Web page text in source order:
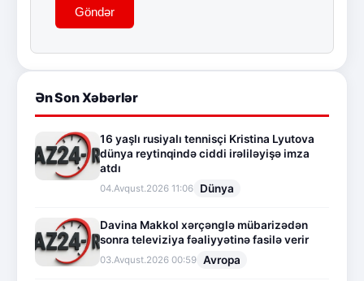
Göndər
Ən Son Xəbərlər
16 yaşlı rusiyalı tennisçi Kristina Lyutova
dünya reytinqində ciddi irəliləyişə imza
atdı
04.Avqust.2026 11:06 Dünya
Davina Makkol xərçənglə mübarizədən
sonra televiziya fəaliyyətinə fasilə verir
03.Avqust.2026 00:59 Avropa